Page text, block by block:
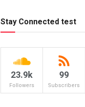
Stay Connected test
23.9k
Followers
99
Subscribers